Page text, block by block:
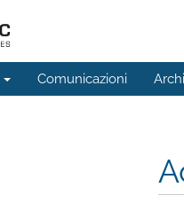
Comunicazioni